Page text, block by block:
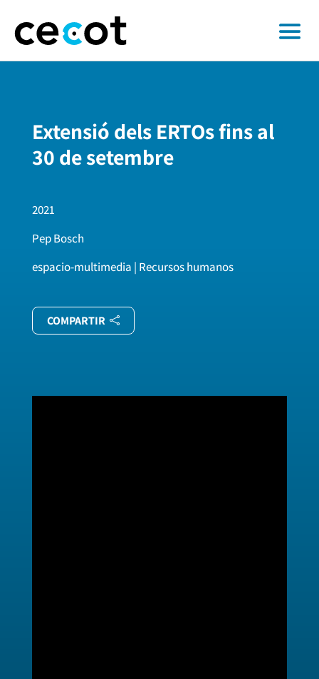
Extensió dels ERTOs fins al
30 de setembre
2021
Pep Bosch
espacio-multimedia | Recursos humanos
COMPARTIR